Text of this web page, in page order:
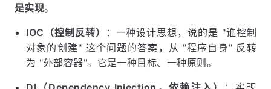
是实现。
IOC（控制反转）
：一种设计思想，说的是 "谁控制
对象的创建" 这个问题的答案，从 "程序自身" 反转
为 "外部容器"。它是一种目标、一种原则。